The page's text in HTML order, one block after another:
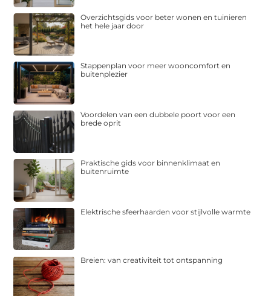
Overzichtsgids voor beter wonen en tuinieren
het hele jaar door
Stappenplan voor meer wooncomfort en
buitenplezier
Voordelen van een dubbele poort voor een
brede oprit
Praktische gids voor binnenklimaat en
buitenruimte
Elektrische sfeerhaarden voor stijlvolle warmte
Breien: van creativiteit tot ontspanning